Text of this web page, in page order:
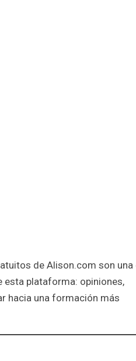
de Alison.com son una
esta plataforma: opiniones,
hacia una formación más